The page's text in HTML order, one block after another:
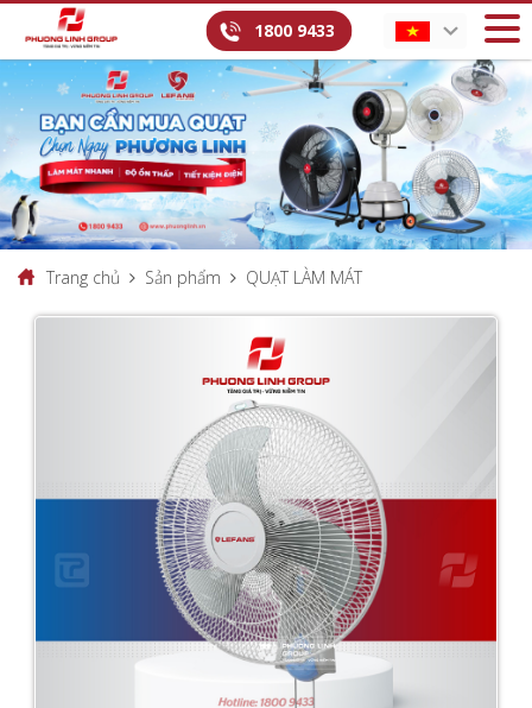
1800 9433
Trang chủ Sản phẩm QUẠT LÀM MÁT